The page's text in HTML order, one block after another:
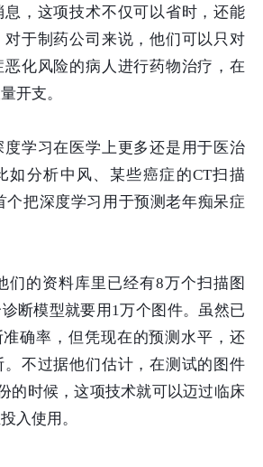
，这项技术不仅可以省时，还能
于制药公司来说，他们可以只对
化风险的病人进行药物治疗，在
开支。
学习在医学上更多还是用于医治
如分析中风、某些癌症的CT扫描
个把深度学习用于预测老年痴呆症
们的资料库里已经有8万个扫描图
断模型就要用1万个图件。虽然已
确率，但凭现在的预测水平，还
不过据他们估计，在测试的图件
的时候，这项技术就可以迈过临床
入使用。